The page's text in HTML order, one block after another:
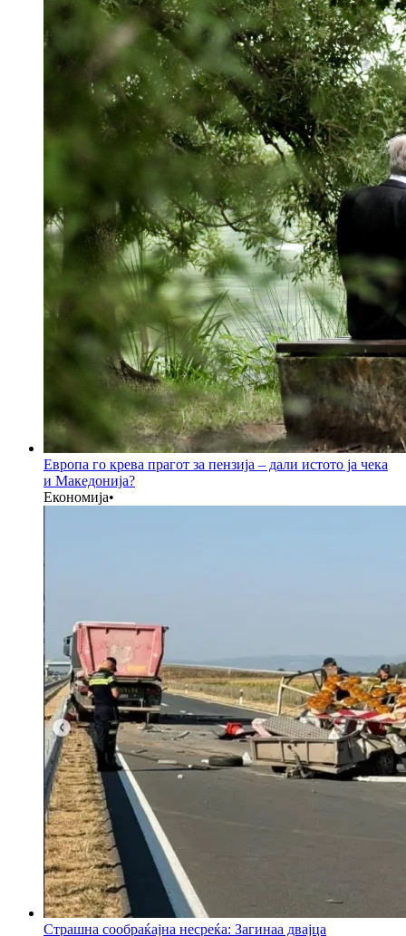
Европа го крева прагот за пензија – дали истото ја чека
и Македонија?
Економија•
Страшна сообраќајна несреќа: Загинаа двајца